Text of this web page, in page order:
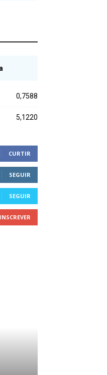
0,7588
5,1220
CURTIR
SEGUIR
SEGUIR
INSCREVER